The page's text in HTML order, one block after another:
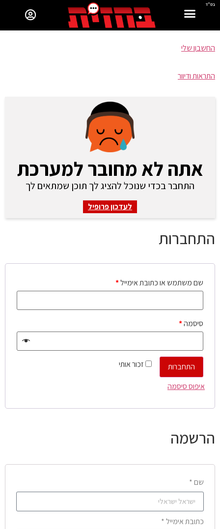
בס"ד
החשבון שלי
התראות ודיוור
אתה לא מחובר למערכת
התחבר בכדי שנוכל להציג לך תוכן שמתאים לך
לעדכון פרופיל
התחברות
שם משתמש או כתובת אימייל*
סיסמה*
זכור אותי
התחברות
איפוס סיסמה
הרשמה
שם *
כתובת אימייל *